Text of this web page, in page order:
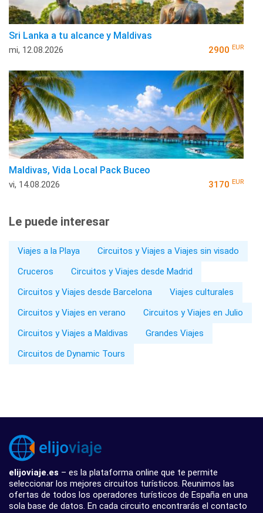
Sri Lanka a tu alcance y Maldivas
mi, 12.08.2026 2900 EUR
Maldivas, Vida Local Pack Buceo
vi, 14.08.2026 3170 EUR
Le puede interesar
Viajes a la Playa
Circuitos y Viajes a Viajes sin visado
Cruceros
Circuitos y Viajes desde Madrid
Circuitos y Viajes desde Barcelona
Viajes culturales
Circuitos y Viajes en verano
Circuitos y Viajes en Julio
Circuitos y Viajes a Maldivas
Grandes Viajes
Circuitos de Dynamic Tours
elijoviaje.es – es la plataforma online que te permite
seleccionar los mejores circuitos turísticos. Reunimos las
ofertas de todos los operadores turísticos de España en una
sola base de datos. En cada circuito encontrarás el contacto